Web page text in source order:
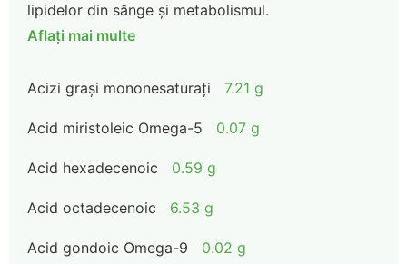
lipidelor din sânge și metabolismul.
Aflați mai multe
Acizi grași mononesaturați 7.21 g
Acid miristoleic Omega-5 0.07 g
Acid hexadecenoic 0.59 g
Acid octadecenoic 6.53 g
Acid gondoic Omega-9 0.02 g